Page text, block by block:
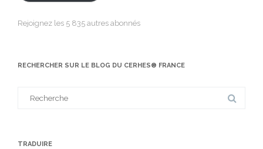
Rejoignez les 5 835 autres abonnés
RECHERCHER SUR LE BLOG DU CERHES® FRANCE
TRADUIRE